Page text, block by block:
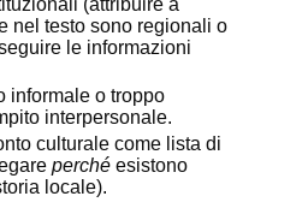
(attribuire a
nel testo sono regionali o
le informazioni
informale o troppo
interpersonale.
culturale come lista di
perchéesistono
locale).